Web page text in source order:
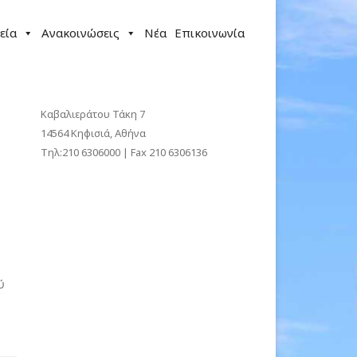
Ανακοινώσεις Νέα Επικοινωνία
Καβαλιεράτου Τάκη 7
14564 Κηφισιά, Αθήνα
Τηλ:210 6306000 | Fax 210 6306136